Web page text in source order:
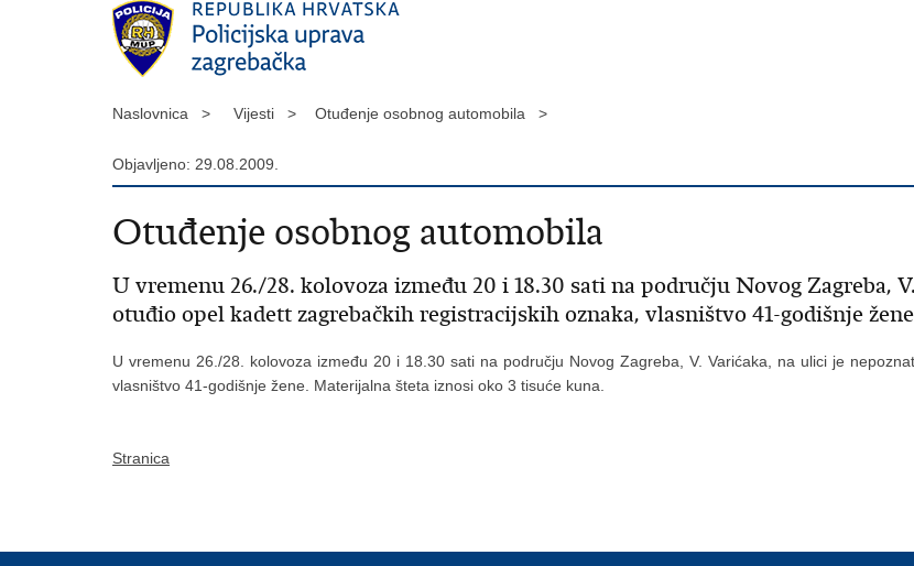
Naslovnica > Vijesti > Otuđenje osobnog automobila >
Objavljeno: 29.08.2009.
Otuđenje osobnog automobila
U vremenu 26./28. kolovoza između 20 i 18.30 sati na području Novog Zagreba,
otuđio opel kadett zagrebačkih registracijskih oznaka, vlasništvo 41-godišnje žene
U vremenu 26./28. kolovoza između 20 i 18.30 sati na području Novog Zagreba, V. Varićaka, na ulici je
vlasništvo 41-godišnje žene. Materijalna šteta iznosi oko 3 tisuće kuna.
Stranica